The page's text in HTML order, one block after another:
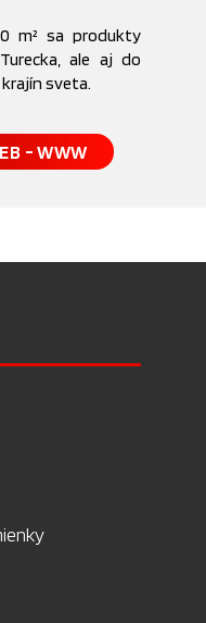
m² sa produkty
ale aj do
krajín sveta.
- WWW